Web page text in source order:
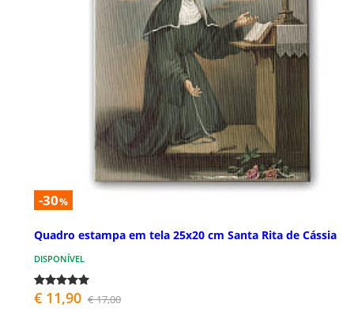
-30%
Quadro estampa em tela 25x20 cm Santa Rita de Cássia
DISPONÍVEL
€ 11,90 € 17,00